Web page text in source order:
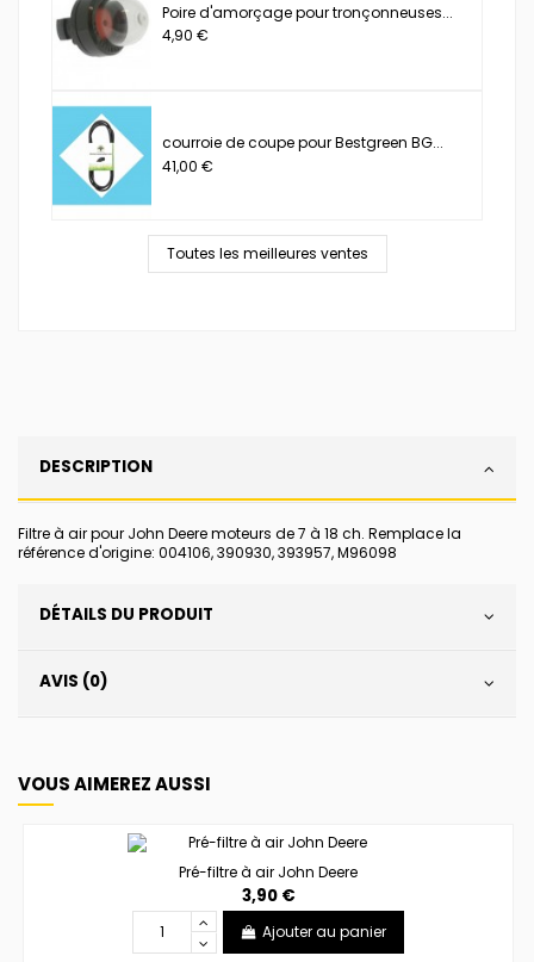
Poire d'amorçage pour tronçonneuses...
4,90 €
courroie de coupe pour Bestgreen BG...
41,00 €
Toutes les meilleures ventes
DESCRIPTION
Filtre à air pour John Deere moteurs de 7 à 18 ch. Remplace la
référence d'origine: 004106, 390930, 393957, M96098
DÉTAILS DU PRODUIT
AVIS (0)
VOUS AIMEREZ AUSSI
Pré-filtre à air John Deere
3,90 €
Ajouter au panier